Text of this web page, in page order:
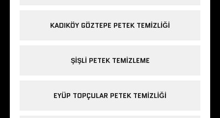
KADIKÖY GÖZTEPE PETEK TEMIZLIĞI
ŞIŞLI PETEK TEMIZLEME
EYÜP TOPÇULAR PETEK TEMIZLIĞI